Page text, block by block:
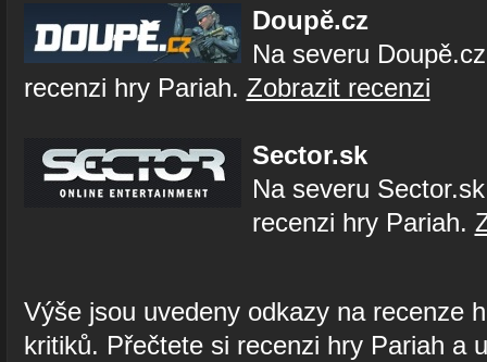
Doupě.cz
Na severu
recenzi hry Pariah. Zobrazit recenzi
Sector.sk
Na severu
recenzi hry Pariah.
Výše jsou uvedeny odkazy na recenze
kritiků. Přečtete si recenzi hry Pariah a